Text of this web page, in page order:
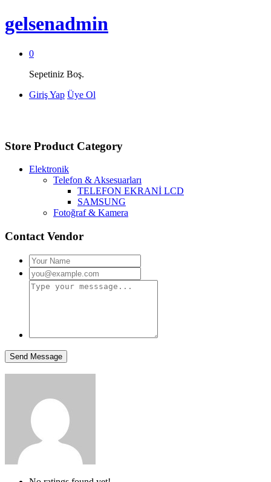
gelsenadmin
0
Sepetiniz Boş.
Giriş Yap Üye Ol
Store Product Category
Elektronik
Telefon & Aksesuarları
TELEFON EKRANİ LCD
SAMSUNG
Fotoğraf & Kamera
Contact Vendor